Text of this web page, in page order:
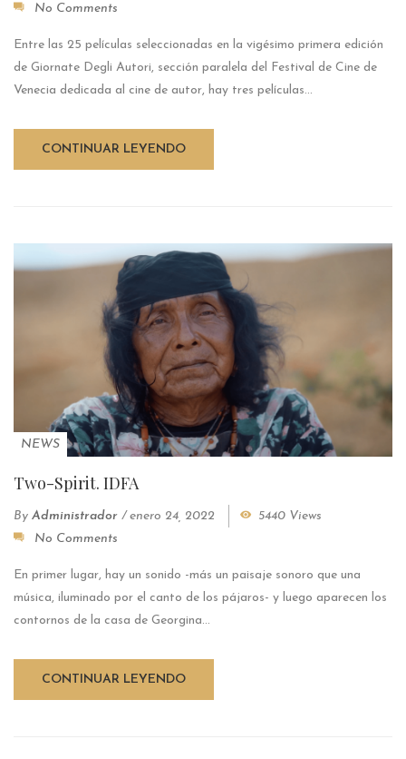
No Comments
Entre las 25 películas seleccionadas en la vigésimo primera edición
de Giornate Degli Autori, sección paralela del Festival de Cine de
Venecia dedicada al cine de autor, hay tres películas...
CONTINUAR LEYENDO
NEWS
Two-Spirit. IDFA
By Administrador / enero 24, 2022
5440 Views
No Comments
En primer lugar, hay un sonido -más un paisaje sonoro que una
música, iluminado por el canto de los pájaros- y luego aparecen los
contornos de la casa de Georgina...
CONTINUAR LEYENDO